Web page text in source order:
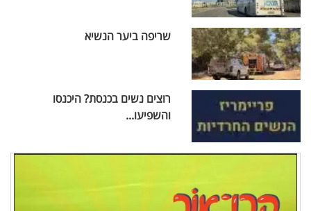
שריפה ביער הנשיא
רוצים נשים בכנסת? היכנסו
והשפיעו...